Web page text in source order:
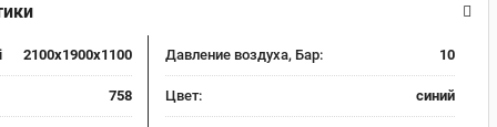
i 2100x1900x1100 Давление воздуха, Бар: 10
758 Цвет: синий